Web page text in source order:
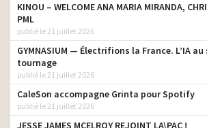
KINOU – WELCOME ANA MARIA MIRANDA,
PML
publié le 21 juillet 2026
GYMNASIUM — Électrifions la France. L’IA
tournage
publié le 21 juillet 2026
CaleSon accompagne Grinta pour Spotify
publié le 21 juillet 2026
JESSE JAMES MCELROY REJOINT LA\PAC !